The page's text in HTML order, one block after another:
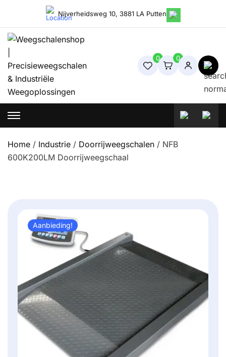
content
Nijverheidsweg 10, 3881 LA Putten
Weegschalenshop | Precisieweegschalen & Industriële
Weegoplossingen
0 0
Home / Industrie / Doorrijweegschalen / NFB
600K200LM Doorrijweegschaal
Aanbieding!